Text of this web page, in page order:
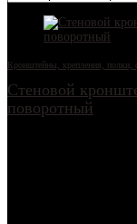
Кронштейны, крепления, полки,
Стеновой
поворотный